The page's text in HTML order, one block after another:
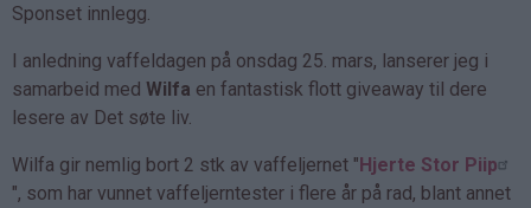
Sponset innlegg.
I anledning vaffeldagen på onsdag 25. mars, lanserer jeg i
samarbeid med Wilfa en fantastisk flott giveaway til dere
lesere av Det søte liv.
Wilfa gir nemlig bort 2 stk av vaffeljernet "Hjerte Stor Piip
", som har vunnet vaffeljerntester i flere år på rad, blant annet